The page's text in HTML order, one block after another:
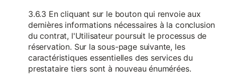
3.6.3 En cliquant sur le bouton qui renvoie aux
dernières informations nécessaires à la conclusion
du contrat, l'Utilisateur poursuit le processus de
réservation. Sur la sous-page suivante, les
caractéristiques essentielles des services du
prestataire tiers sont à nouveau énumérées.